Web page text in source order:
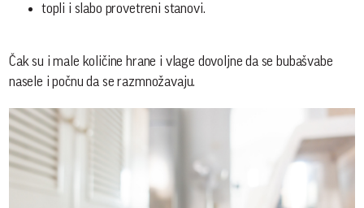
topli i slabo provetreni stanovi.
Čak su i male količine hrane i vlage dovoljne da se bubašvabe
nasele i počnu da se razmnožavaju.